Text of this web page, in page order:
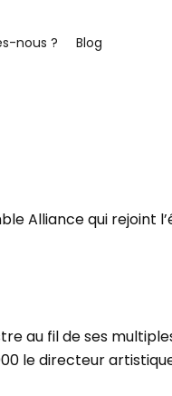
nous ? Blog
Alliance qui rejoint
au fil de ses
le directeur